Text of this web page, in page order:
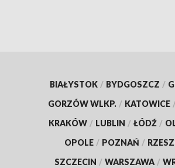
BIAŁYSTOK / BYDGOSZCZ /
GORZÓW WLKP. / KATOWICE
KRAKÓW / LUBLIN / ŁÓDŹ /
OPOLE / POZNAŃ /
SZCZECIN / WARSZAWA /